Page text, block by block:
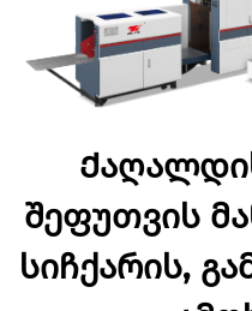
Სიახლეები
Კონტაქტი
Ხშირად დასმული
შეფუთვის
სიჩქარის,